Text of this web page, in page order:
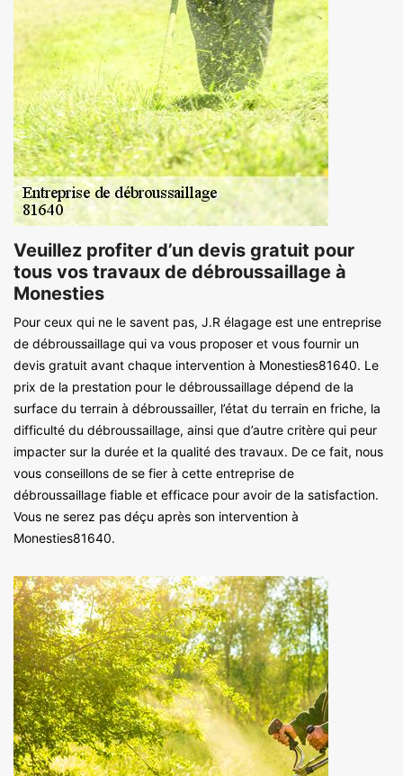
Veuillez profiter d’un devis gratuit pour
tous vos travaux de débroussaillage à
Monesties
Pour ceux qui ne le savent pas, J.R élagage est une entreprise
de débroussaillage qui va vous proposer et vous fournir un
devis gratuit avant chaque intervention à Monesties81640. Le
prix de la prestation pour le débroussaillage dépend de la
surface du terrain à débroussailler, l’état du terrain en friche, la
difficulté du débroussaillage, ainsi que d’autre critère qui peur
impacter sur la durée et la qualité des travaux. De ce fait, nous
vous conseillons de se fier à cette entreprise de
débroussaillage fiable et efficace pour avoir de la satisfaction.
Vous ne serez pas déçu après son intervention à
Monesties81640.